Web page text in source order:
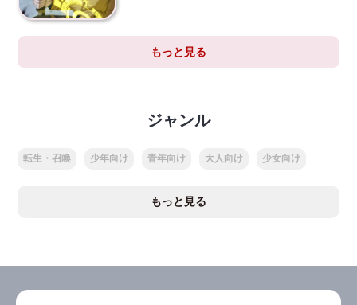
もっと見る
ジャンル
転生・召喚 少年向け 青年向け 大人向け 少女向け
もっと見る